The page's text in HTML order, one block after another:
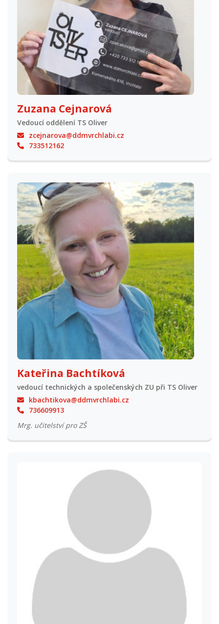
Zuzana Cejnarová
Vedoucí oddělení TS Oliver
zcejnarova@ddmvrchlabi.cz
733512162
Kateřina Bachtíková
vedoucí technických a společenských ZU při TS Oliver
kbachtikova@ddmvrchlabi.cz
736609913
Mrg. učitelství pro ZŠ